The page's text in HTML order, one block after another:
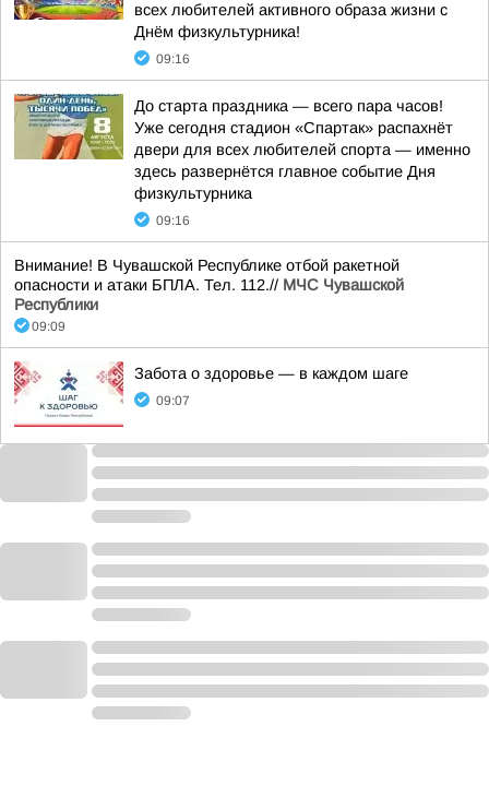
всех любителей активного образа жизни с
Днём физкультурника!
09:16
До старта праздника — всего пара часов!
Уже сегодня стадион «Спартак» распахнёт
двери для всех любителей спорта — именно
здесь развернётся главное событие Дня
физкультурника
09:16
Внимание! В Чувашской Республике отбой ракетной
опасности и атаки БПЛА. Тел. 112.// МЧС Чувашской
Республики
09:09
Забота о здоровье — в каждом шаге
09:07